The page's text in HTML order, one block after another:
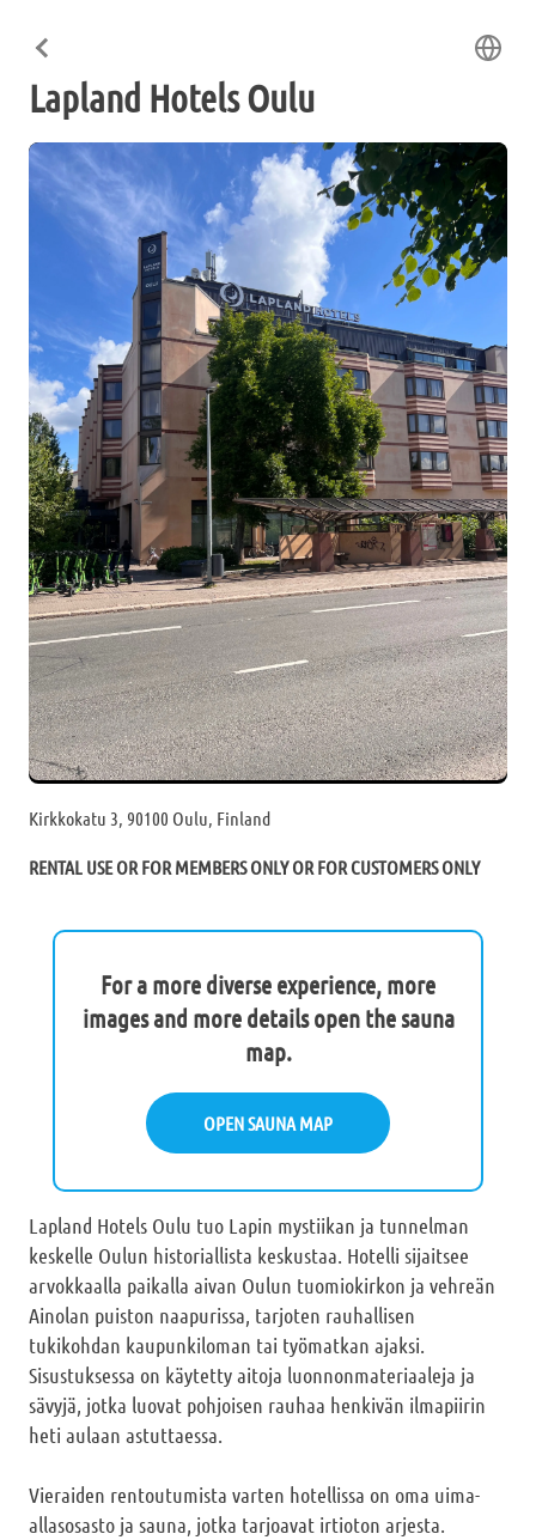
Lapland Hotels Oulu
Kirkkokatu 3, 90100 Oulu, Finland
RENTAL USE OR FOR MEMBERS ONLY OR FOR CUSTOMERS ONLY
For a more diverse experience, more
images and more details open the sauna
map.
OPEN SAUNA MAP
Lapland Hotels Oulu tuo Lapin mystiikan ja tunnelman
keskelle Oulun historiallista keskustaa. Hotelli sijaitsee
arvokkaalla paikalla aivan Oulun tuomiokirkon ja vehreän
Ainolan puiston naapurissa, tarjoten rauhallisen
tukikohdan kaupunkiloman tai työmatkan ajaksi.
Sisustuksessa on käytetty aitoja luonnonmateriaaleja ja
sävyjä, jotka luovat pohjoisen rauhaa henkivän ilmapiirin
heti aulaan astuttaessa.
Vieraiden rentoutumista varten hotellissa on oma uima-
allasosasto ja sauna, jotka tarjoavat irtioton arjesta.